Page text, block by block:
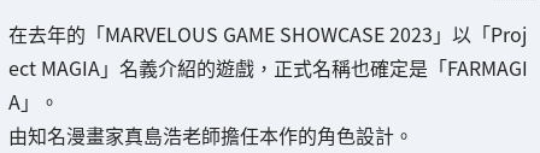
在去年的「MARVELOUS GAME SHOWCASE 2023」以「Proj
ect MAGIA」名義介紹的遊戲，正式名稱也確定是「FARMAGI
A」。
由知名漫畫家真島浩老師擔任本作的角色設計。